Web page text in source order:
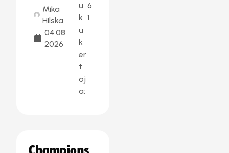
Mika
Hilska
04.08.
2026
u
k
u
k
er
t
oj
a:
6
1